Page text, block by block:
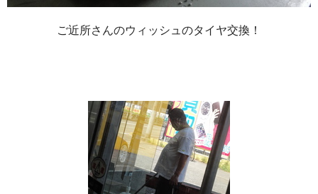
ご近所さんのウィッシュのタイヤ交換！